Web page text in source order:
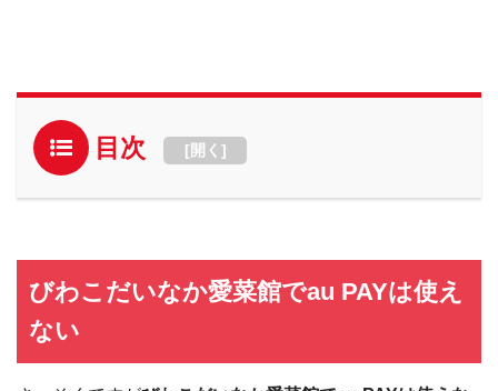
目次 [開く ]
びわこだいなか愛菜館でau PAYは使え
ない